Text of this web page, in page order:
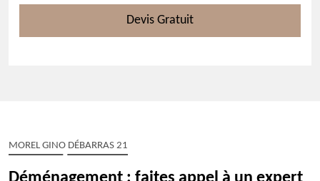
Devis Gratuit
MOREL GINO DÉBARRAS 21